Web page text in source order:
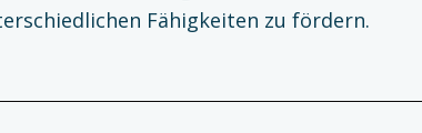
Fähigkeiten zu fördern.